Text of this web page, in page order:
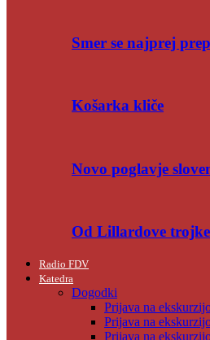
Smer se najprej
Košarka kliče
Novo poglavje
Od Lillardove
Radio FDV
Katedra
Dogodki
Prijava na
Prijava na
Prijava na